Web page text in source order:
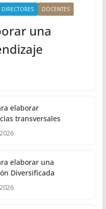
DIRECTORES DOCENTES
una
elaborar
transversales
elaborar una
Diversificada